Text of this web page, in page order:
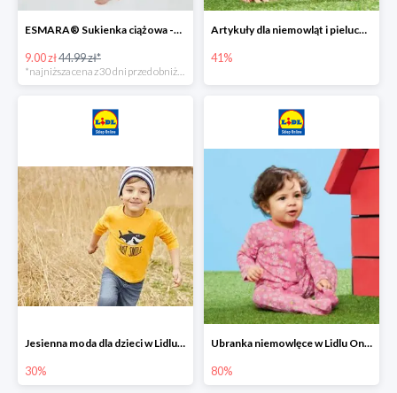
ESMARA® Sukienka ciążowa -79%
9.00 zł44.99 zł*
Artykuły dla niemowląt i pieluchy w Lidlu Online do -41%
41%
Jesienna moda dla dzieci w Lidlu Online do -30%
30%
Ubranka niemowlęce w Lidlu Online do -80%
80%